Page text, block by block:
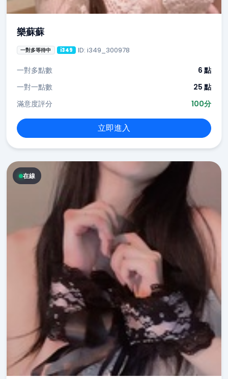
樂蘇蘇
一對多等待中 i349 ID: i349_300978
一對多點數
6 點
一對一點數
25 點
滿意度評分
100分
立即進入
在線